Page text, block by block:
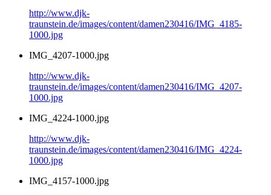
http://www.djk-
traunstein.de/images/content/damen230416/IMG_4185-
1000.jpg
IMG_4207-1000.jpg
http://www.djk-
traunstein.de/images/content/damen230416/IMG_4207-
1000.jpg
IMG_4224-1000.jpg
http://www.djk-
traunstein.de/images/content/damen230416/IMG_4224-
1000.jpg
IMG_4157-1000.jpg